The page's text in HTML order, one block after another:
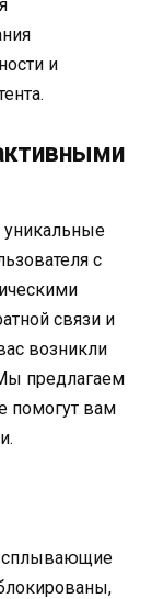
и
уникальные
с
связи и
возникли
предлагаем
помогут вам